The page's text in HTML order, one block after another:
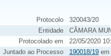
Protocolo
320043/20
Entidade
CÂMARA
Protocolado em
22/05/2020
Juntado ao Processo
190018/19 em